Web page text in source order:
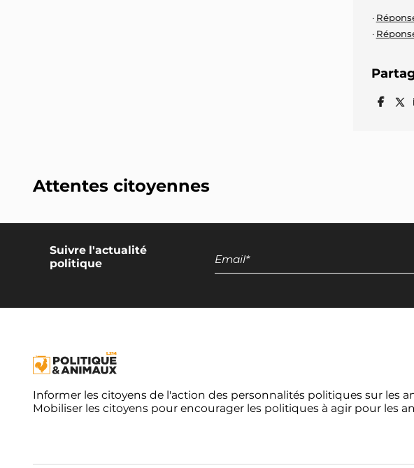
Attentes citoyennes
Suivre l'actualité
politique
Informer les citoyens de l'action des personnalités politiques sur les
Mobiliser les citoyens pour encourager les politiques à agir pour les